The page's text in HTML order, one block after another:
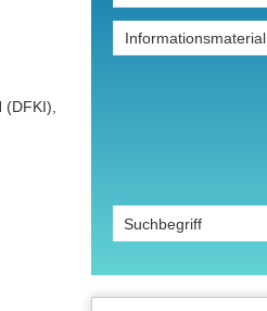
Informationsmaterial